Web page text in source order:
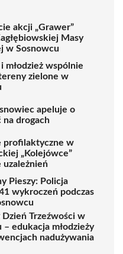
akcji „Grawer”
Masy
w Sosnowcu
młodzież wspólnie
zielone w
apeluje o
na drogach
profilaktyczne w
„Kolejówce”
uzależnień
Pieszy: Policja
wykroczeń podczas
Trzeźwości w
– edukacja młodzieży
nadużywania